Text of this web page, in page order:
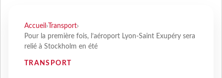
Accueil › Transport›
Pour la première fois, l’aéroport Lyon-Saint Exupéry sera
relié à Stockholm en été
TRANSPORT